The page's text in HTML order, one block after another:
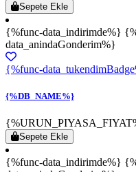
Sepete Ekle
{%func-data_indirimde%}
data_anindaGonderim%}
{%func-
{%DB_NAME%}
Sepete Ekle
{%func-data_indirimde%}